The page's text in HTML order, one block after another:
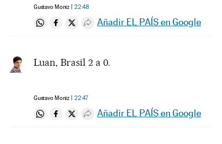
Gustavo Moniz 22:48
Compartir en Whatsapp
Compartir en Facebook
Compartir en Twitter
Desplegar Redes Sociales
Añadir EL PAÍS en Google
Luan, Brasil 2 a 0.
Gustavo Moniz 22:47
Compartir en Whatsapp
Compartir en Facebook
Compartir en Twitter
Desplegar Redes Sociales
Añadir EL PAÍS en Google